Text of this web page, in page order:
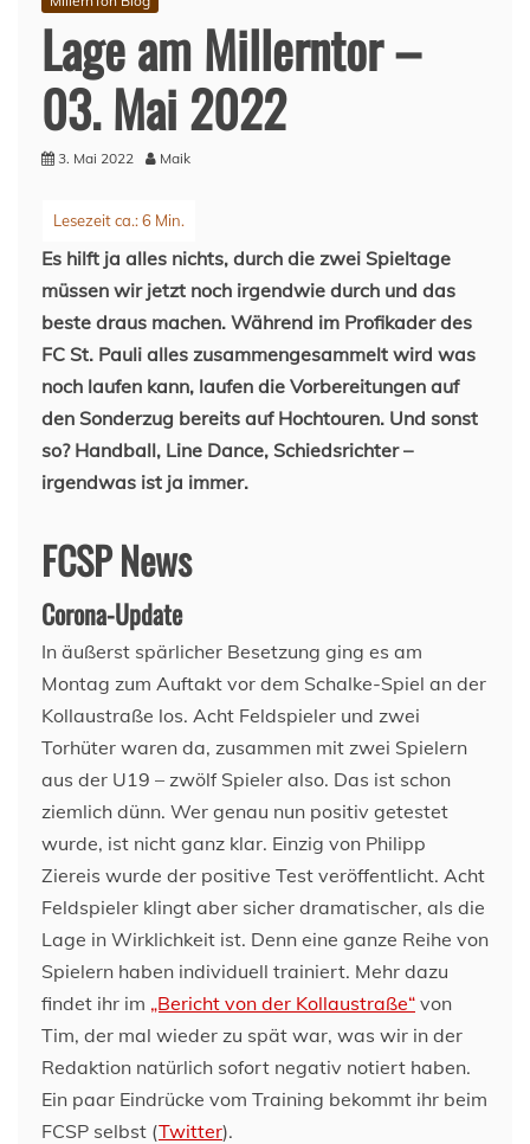
Lage am Millerntor –
03. Mai 2022
3. Mai 2022 Maik
Es hilft ja alles nichts, durch die zwei Spieltage
müssen wir jetzt noch irgendwie durch und das
beste draus machen. Während im Profikader des
FC St. Pauli alles zusammengesammelt wird was
noch laufen kann, laufen die Vorbereitungen auf
den Sonderzug bereits auf Hochtouren. Und sonst
so? Handball, Line Dance, Schiedsrichter –
irgendwas ist ja immer.
FCSP News
Corona-Update
In äußerst spärlicher Besetzung ging es am
Montag zum Auftakt vor dem Schalke-Spiel an der
Kollaustraße los. Acht Feldspieler und zwei
Torhüter waren da, zusammen mit zwei Spielern
aus der U19 – zwölf Spieler also. Das ist schon
ziemlich dünn. Wer genau nun positiv getestet
wurde, ist nicht ganz klar. Einzig von Philipp
Ziereis wurde der positive Test veröffentlicht. Acht
Feldspieler klingt aber sicher dramatischer, als die
Lage in Wirklichkeit ist. Denn eine ganze Reihe von
Spielern haben individuell trainiert. Mehr dazu
findet ihr im „Bericht von der Kollaustraße“ von
Tim, der mal wieder zu spät war, was wir in der
Redaktion natürlich sofort negativ notiert haben.
Ein paar Eindrücke vom Training bekommt ihr beim
FCSP selbst (Twitter).